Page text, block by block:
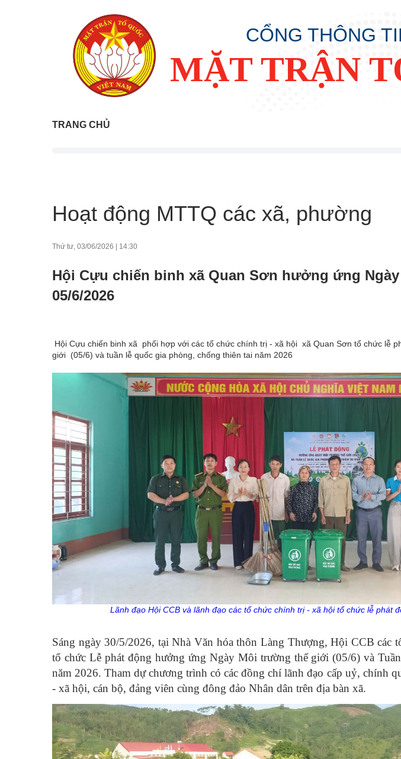
CỔNG THÔNG
MẶT TRẬN
TRANG CHỦ
Hoạt động MTTQ các xã, phường
Thứ tư, 03/06/2026 | 14:30
Hội Cựu chiến binh xã Quan Sơn hưởng ứng
05/6/2026
Hội Cựu chiến binh xã phối hợp với các tổ chức chính trị - xã hội xã Quan Sơn tổ chức lễ
giới (05/6) và tuần lễ quốc gia phòng, chống thiên tai năm 2026
Lãnh đạo Hội CCB và lãnh đạo các tổ chức chính trị - xã hội tổ chức lễ phát
Sáng ngày 30/5/2026, tại Nhà Văn hóa thôn Làng Thượng, Hội CCB các
tổ chức Lễ phát động hưởng ứng Ngày Môi trường thế giới (05/6) và
năm 2026. Tham dự chương trình có các đồng chí lãnh đạo cấp uỷ, chính
- xã hội, cán bộ, đảng viên cùng đông đảo Nhân dân trên địa bàn xã.